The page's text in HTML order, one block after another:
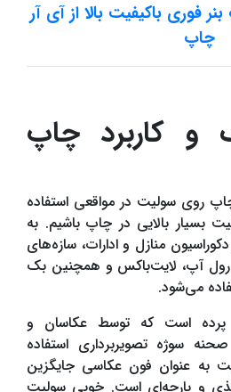
فوری باکیفیت بالا از آی آر
چاپ
و کاربرد چاپ
روی سولیت در مواقعی استفاده
بسیار بالایی در چاپ باشیم. به
منازل و ادارات، سازه‌های
رول آپ، لایت‌باکس و همچنین بک
می‌شود.
است که توسط عکاسان و
سوژه تصویربرداری استفاده
به عنوان فون عکاسی جایگزین
و پارچه‌ای است. خوبی سولیت